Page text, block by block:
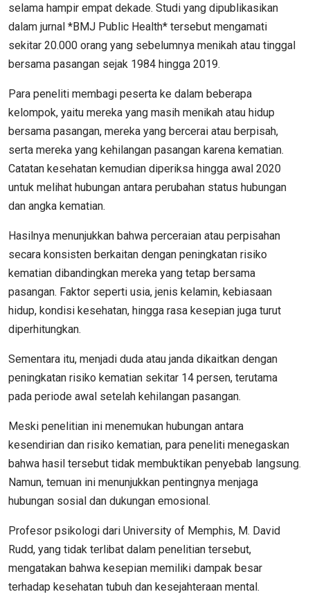
selama hampir empat dekade. Studi yang dipublikasikan
dalam jurnal *BMJ Public Health* tersebut mengamati
sekitar 20.000 orang yang sebelumnya menikah atau tinggal
bersama pasangan sejak 1984 hingga 2019.
Para peneliti membagi peserta ke dalam beberapa
kelompok, yaitu mereka yang masih menikah atau hidup
bersama pasangan, mereka yang bercerai atau berpisah,
serta mereka yang kehilangan pasangan karena kematian.
Catatan kesehatan kemudian diperiksa hingga awal 2020
untuk melihat hubungan antara perubahan status hubungan
dan angka kematian.
Hasilnya menunjukkan bahwa perceraian atau perpisahan
secara konsisten berkaitan dengan peningkatan risiko
kematian dibandingkan mereka yang tetap bersama
pasangan. Faktor seperti usia, jenis kelamin, kebiasaan
hidup, kondisi kesehatan, hingga rasa kesepian juga turut
diperhitungkan.
Sementara itu, menjadi duda atau janda dikaitkan dengan
peningkatan risiko kematian sekitar 14 persen, terutama
pada periode awal setelah kehilangan pasangan.
Meski penelitian ini menemukan hubungan antara
kesendirian dan risiko kematian, para peneliti menegaskan
bahwa hasil tersebut tidak membuktikan penyebab langsung.
Namun, temuan ini menunjukkan pentingnya menjaga
hubungan sosial dan dukungan emosional.
Profesor psikologi dari University of Memphis, M. David
Rudd, yang tidak terlibat dalam penelitian tersebut,
mengatakan bahwa kesepian memiliki dampak besar
terhadap kesehatan tubuh dan kesejahteraan mental.